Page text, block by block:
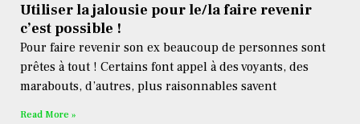
Utiliser la jalousie pour le/la faire revenir
c’est possible !
Pour faire revenir son ex beaucoup de personnes sont
prêtes à tout ! Certains font appel à des voyants, des
marabouts, d’autres, plus raisonnables savent
Read More »